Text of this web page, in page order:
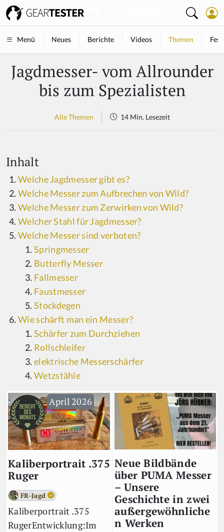
Menü Neues Berichte Videos Themen
Jagdmesser- vom Allrounder
bis zum Spezialisten
Alle Themen 14 Min. Lesezeit
Inhalt
Welche Jagdmesser gibt es?
Welche Messer zum Aufbrechen von Wild?
Welche Messer zum Zerwirken von Wild?
Welcher Stahl für Jagdmesser?
Welche Messer sind verboten?
Springmesser
Butterfly Messer
Fallmesser
Faustmesser
Stockdegen
Wie schärft man ein Messer?
Schärfer zum Durchziehen
Rollschleifer
elektrische Messerschärfer
Wetzstähle
April 2026
Kaliberportrait .375
Ruger
FR-Jagd
Kaliberportrait .375
RugerEntwicklung:Im
Neue Bildbände
über PUMA Messer
– Unsere
Geschichte in zwei
außergewöhnliche
n Werken